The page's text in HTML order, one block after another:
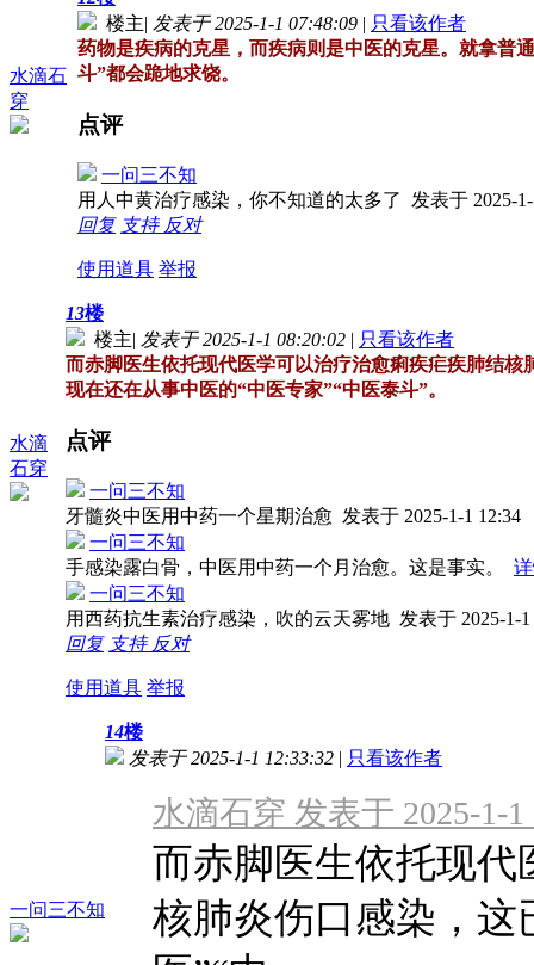
水滴石
穿
楼主| 发表于 2025-1-1 07:48:09 | 只看该作者
药物是疾病的克星，而疾病则是中医的克星。就拿普
斗”都会跪地求饶。
点评
一问三不知
用人中黄治疗感染，你不知道的太多了 发表于 2025-
回复 支持 反对
使用道具 举报
水滴
石穿
13楼
楼主| 发表于 2025-1-1 08:20:02 | 只看该作者
而赤脚医生依托现代医学可以治疗治愈痢疾疟疾肺结
现在还在从事中医的“中医专家”“中医泰斗”。
点评
一问三不知
牙髓炎中医用中药一个星期治愈 发表于 2025-1-1 12:34
一问三不知
手感染露白骨，中医用中药一个月治愈。这是事实。
一问三不知
用西药抗生素治疗感染，吹的云天雾地 发表于 2025-1-1
回复 支持 反对
使用道具 举报
一问三不知
14楼
发表于 2025-1-1 12:33:32 | 只看该作者
水滴石穿 发表于 2025-1-1
而赤脚医生依托现
核肺炎伤口感染，这